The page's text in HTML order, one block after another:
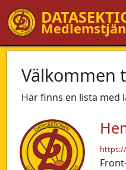
Välkommen
Här finns en lista med